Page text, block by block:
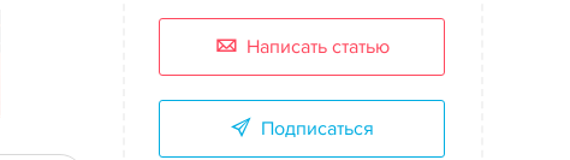
Написать статью
Подписаться